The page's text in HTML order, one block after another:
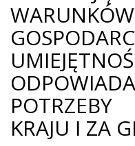
WARUNKÓW
KRAJU I ZA